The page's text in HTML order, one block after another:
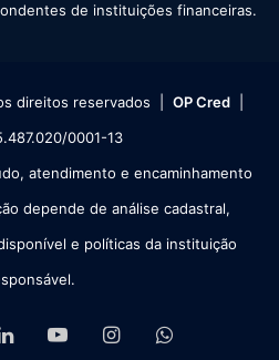
de instituições financeiras.
direitos reservados | OP Cred|
0001-13
atendimento e encaminhamento
depende de análise cadastral,
e políticas da instituição
LinkedinYouTubeInstagramWhatsApp